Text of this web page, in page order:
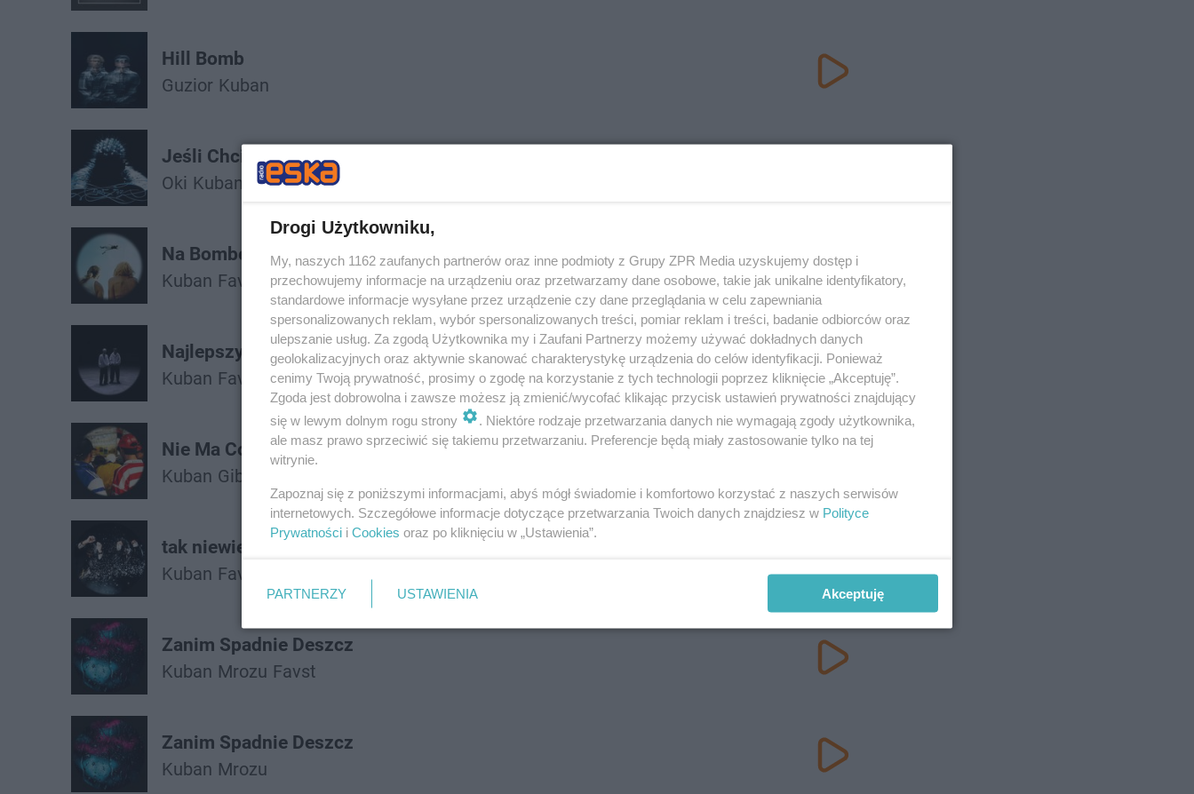
Hill Bomb
Guzior Kuban
Jeśli Chciałbyś to Możesz Wpaść
Oki Kuban
Na Bombę
Kuban Favst
Najlepszy Dzień
Kuban Favst Oki
Nie Ma Co
Kuban Gibbs
tak niewiele brakowało
Kuban Favst
Zanim Spadnie Deszcz
Kuban Mrozu Favst
Zanim Spadnie Deszcz
Kuban Mrozu
Drogi Użytkowniku,
My, naszych 1162 zaufanych partnerów oraz inne podmioty z Grupy ZPR Media uzyskujemy dostęp i
przechowujemy informacje na urządzeniu oraz przetwarzamy dane osobowe, takie jak unikalne identyfikatory,
standardowe informacje wysyłane przez urządzenie czy dane przeglądania w celu zapewniania
spersonalizowanych reklam, wybór spersonalizowanych treści, pomiar reklam i treści, badanie odbiorców oraz
ulepszanie usług. Za zgodą Użytkownika my i Zaufani Partnerzy możemy używać dokładnych danych
geolokalizacyjnych oraz aktywnie skanować charakterystykę urządzenia do celów identyfikacji. Ponieważ
cenimy Twoją prywatność, prosimy o zgodę na korzystanie z tych technologii poprzez kliknięcie „Akceptuję”.
Zgoda jest dobrowolna i zawsze możesz ją zmienić/wycofać klikając przycisk ustawień prywatności znajdujący
się w lewym dolnym rogu strony
. Niektóre rodzaje przetwarzania danych nie wymagają zgody użytkownika,
ale masz prawo sprzeciwić się takiemu przetwarzaniu. Preferencje będą miały zastosowanie tylko na tej
witrynie.
Zapoznaj się z poniższymi informacjami, abyś mógł świadomie i komfortowo korzystać z naszych serwisów
internetowych. Szczegółowe informacje dotyczące przetwarzania Twoich danych znajdziesz w Polityce
Prywatności i Cookies oraz po kliknięciu w „Ustawienia”.
PARTNERZY USTAWIENIA Akceptuję